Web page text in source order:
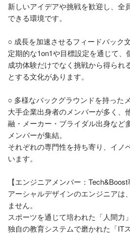
新しいアイデアや挑戦を歓迎し、全
できる環境です。
○ 成長を加速させるフィードバック
定期的な1on1や目標設定を通じて、
成功体験だけでなく挑戦から得られ
とする文化があります。
○ 多様なバックグラウンドを持った
大手企業出身者のメンバーが多く、
融・メーカー・ブライダル出身など
メンバーが集結。
それぞれの専門性を持ち寄り、イノ
います。
【エンジニアメンバー：Tech&Boost
アーシャルデザインのエンジニアは
ません。
スポーツを通じて培われた「人間力」
独自の教育システムで磨かれた「IT